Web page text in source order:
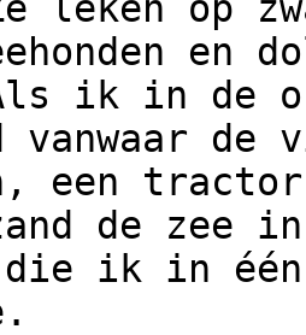
ik in de
vanwaar de
een
de zee
ik in één